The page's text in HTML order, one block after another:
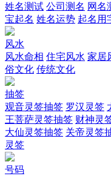
姓名测试 公司测名 网名
宝起名 姓名运势 起名用
风水
风水命相 住宅风水 家居
俗文化 传统文化
抽签
观音灵签抽签 罗汉灵签
王菩萨灵签抽签 财神灵
大仙灵签抽签 关帝灵签
灵签
号码